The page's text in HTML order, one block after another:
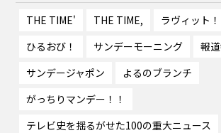
THE TIME' THE TIME,
ラヴィット！
ひるおび！
サンデーモーニング
報
サンデージャポン
よるのブランチ
がっちりマンデー！！
テレビ史を揺るがせた100の重大ニュース